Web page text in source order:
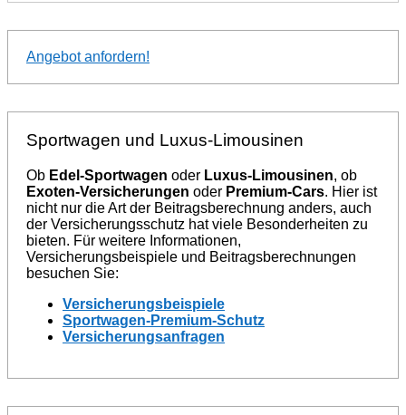
Angebot anfordern!
Sportwagen und Luxus-Limousinen
Ob Edel-Sportwagen oder Luxus-Limousinen, ob
Exoten-Versicherungen oder Premium-Cars. Hier ist
nicht nur die Art der Beitragsberechnung anders, auch
der Versicherungsschutz hat viele Besonderheiten zu
bieten. Für weitere Informationen,
Versicherungsbeispiele und Beitragsberechnungen
besuchen Sie:
Versicherungsbeispiele
Sportwagen-Premium-Schutz
Versicherungsanfragen